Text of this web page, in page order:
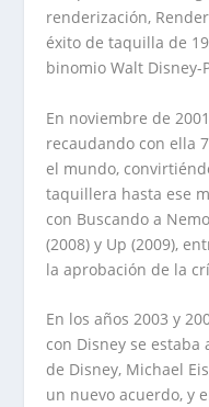
renderización,
éxito de taquilla de
binomio Walt
En noviembre de
recaudando con ella
el mundo,
taquillera hasta ese
con Buscando a
(2008) y Up (2009),
la aprobación de la
En los años 2003 y
con Disney se
de Disney, Michael
un nuevo acuerdo, y